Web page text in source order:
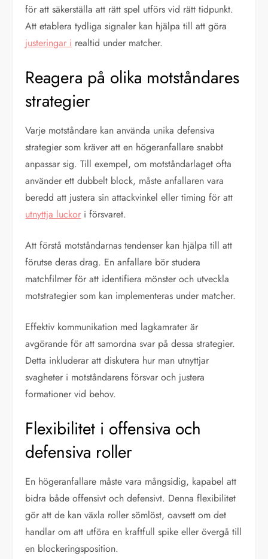
för att säkerställa att rätt spel utförs vid rätt tidpunkt.
Att etablera tydliga signaler kan hjälpa till att göra
justeringar i realtid under matcher.
Reagera på olika motståndares
strategier
Varje motståndare kan använda unika defensiva
strategier som kräver att en högeranfallare snabbt
anpassar sig. Till exempel, om motståndarlaget ofta
använder ett dubbelt block, måste anfallaren vara
beredd att justera sin attackvinkel eller timing för att
utnyttja luckor i försvaret.
Att förstå motståndarnas tendenser kan hjälpa till att
förutse deras drag. En anfallare bör studera
matchfilmer för att identifiera mönster och utveckla
motstrategier som kan implementeras under matcher.
Effektiv kommunikation med lagkamrater är
avgörande för att samordna svar på dessa strategier.
Detta inkluderar att diskutera hur man utnyttjar
svagheter i motståndarens försvar och justera
formationer vid behov.
Flexibilitet i offensiva och
defensiva roller
En högeranfallare måste vara mångsidig, kapabel att
bidra både offensivt och defensivt. Denna flexibilitet
gör att de kan växla roller sömlöst, oavsett om det
handlar om att utföra en kraftfull spike eller övergå till
en blockeringsposition.